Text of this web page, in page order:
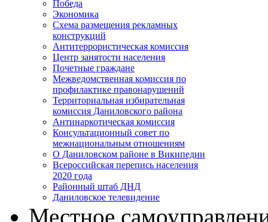
Победа
Экономика
Схема размещения рекламных
конструкций
Антитеррористическая комиссия
Центр занятости населения
Почетные граждане
Межведомственная комиссия по
профилактике правонарушений
Территориальная избирательная
комиссия Даниловского района
Антинаркотическая комиссия
Консультационный совет по
межнациональным отношениям
О Даниловском районе в Википедии
Всероссийская перепись населения
2020 года
Районный штаб ДНД
Даниловское телевидение
Местное